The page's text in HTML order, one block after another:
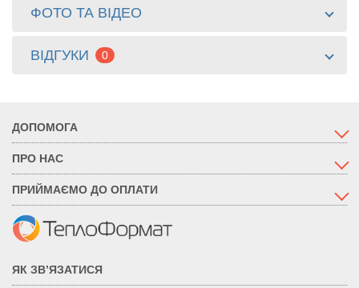
ФОТО ТА ВІДЕО
ВІДГУКИ 0
ДОПОМОГА
ПРО НАС
ПРИЙМАЄМО ДО ОПЛАТИ
ЯК ЗВ’ЯЗАТИСЯ